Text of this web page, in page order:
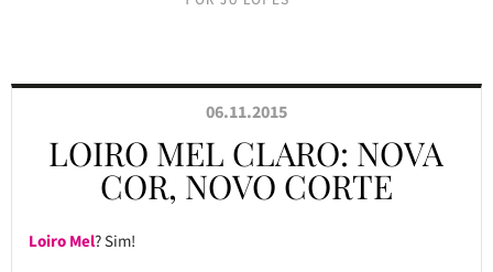
06.11.2015
LOIRO MEL CLARO: NOVA
COR, NOVO CORTE
Loiro Mel? Sim!